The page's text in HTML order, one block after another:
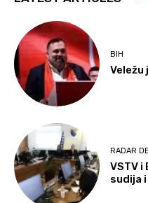
BIH
Veležu
RADAR
VSTV i
sudija